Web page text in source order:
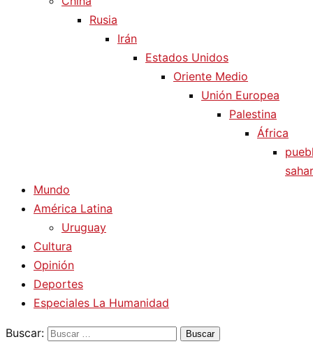
Rusia
Irán
Estados Unidos
Oriente Medio
Unión Europea
Palestina
África
Mundo
América Latina
Uruguay
Cultura
Opinión
Deportes
Especiales La Humanidad
Buscar: